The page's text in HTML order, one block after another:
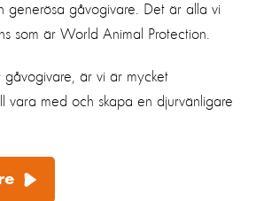
generösa gåvogivare. Det är alla vi
som är World Animal Protection.
är vi är mycket
vara med och skapa en djurvänligare